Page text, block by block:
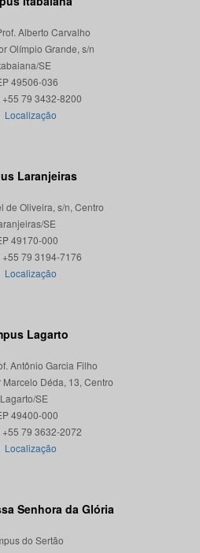
Alberto Carvalho
Olímpio Grande, s/n
SE
49506-036
Localização
Laranjeiras
de Oliveira, s/n, Centro
SE
49170-000
Localização
Lagarto
Antônio Garcia Filho
Marcelo Déda, 13, Centro
Lagarto/SE
49400-000
Localização
Senhora da Glória
do Sertão